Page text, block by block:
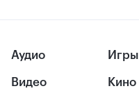
Аудио
Видео
Игры
Кино